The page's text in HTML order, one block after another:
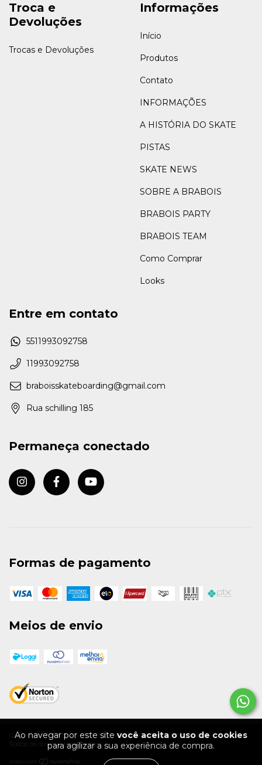
Ao navegar por este sitevocê aceita o uso de cookies
para agilizar a sua experiência de compra.
Troca e
Devoluções
Trocas e Devoluções
Informações
Início
Produtos
Contato
INFORMAÇÕES
A HISTÓRIA DO SKATE
PISTAS
SKATE NEWS
SOBRE A BRABOIS
BRABOIS PARTY
BRABOIS TEAM
Como Comprar
Looks
Entre em contato
5511993092758
11993092758
braboisskateboarding@gmail.com
Rua schilling 185
Permaneça conectado
Formas de pagamento
Meios de envio
Copyright BRABOIS SKATEBOARDING - 36163318000130 - 2026.
Todos os direitos reservados.